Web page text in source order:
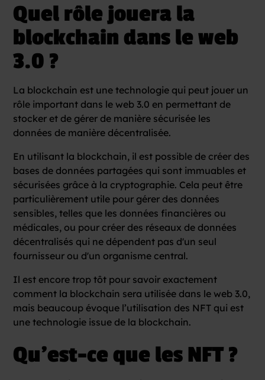
Quel rôle jouera la
blockchain dans le web
3.0 ?
La blockchain est une technologie qui peut jouer un
rôle important dans le web 3.0 en permettant de
stocker et de gérer de manière sécurisée les
données de manière décentralisée.
En utilisant la blockchain, il est possible de créer des
bases de données partagées qui sont immuables et
sécurisées grâce à la cryptographie. Cela peut être
particulièrement utile pour gérer des données
sensibles, telles que les données financières ou
médicales, ou pour créer des réseaux de données
décentralisés qui ne dépendent pas d'un seul
fournisseur ou d'un organisme central.
Il est encore trop tôt pour savoir exactement
comment la blockchain sera utilisée dans le web 3.0,
mais beaucoup évoque l’utilisation des NFT qui est
une technologie issue de la blockchain.
Qu’est-ce que les NFT ?